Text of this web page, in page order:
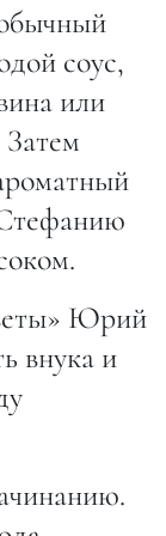
соус,
или
Затем
Юрий
внука и